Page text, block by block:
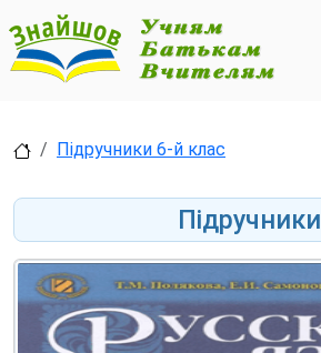
Підручники 6-й клас
Підручники